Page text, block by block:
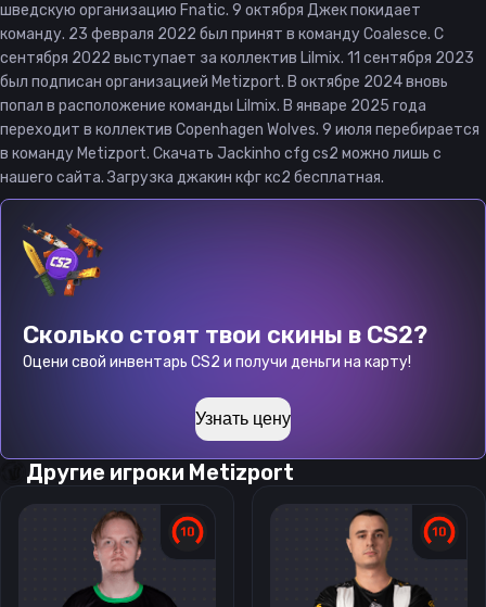
шведскую организацию Fnatic. 9 октября Джек покидает
команду. 23 февраля 2022 был принят в команду Coalesce. С
сентября 2022 выступает за коллектив Lilmix. 11 сентября 2023
был подписан организацией Metizport. В октябре 2024 вновь
попал в расположение команды Lilmix. В январе 2025 года
переходит в коллектив Copenhagen Wolves. 9 июля перебирается
в команду Metizport. Скачать Jackinho cfg cs2 можно лишь с
нашего сайта. Загрузка джакин кфг кс2 бесплатная.
Сколько стоят твои скины в CS2?
Оцени свой инвентарь CS2 и получи деньги на карту!
Узнать цену
Другие игроки Metizport